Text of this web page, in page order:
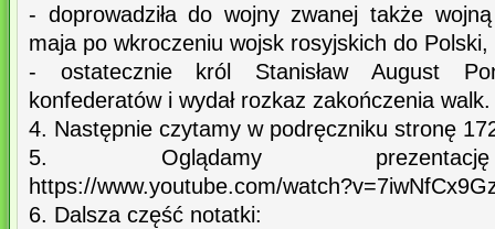
- doprowadziła do wojny zwanej także
maja po wkroczeniu wojsk rosyjskich do Polski,
- ostatecznie król Stanisław August
konfederatów i wydał rozkaz zakończenia walk.
4. Następnie czytamy w podręczniku stronę
5. Oglądamy prezentację
https://www.youtube.com/
6. Dalsza część notatki: